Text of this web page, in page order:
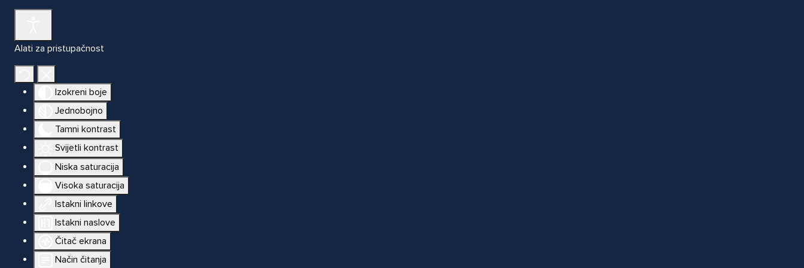
Alati za pristupačnost
Izokreni boje
Jednobojno
Tamni kontrast
Svijetli kontrast
Niska saturacija
Visoka saturacija
Istakni linkove
Istakni naslove
Čitač ekrana
Način čitanja